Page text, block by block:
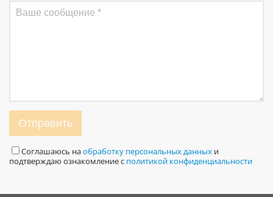
Отправить
Соглашаюсь наобработку персональных данных и
подтверждаю ознакомление с политикой конфиденциальности